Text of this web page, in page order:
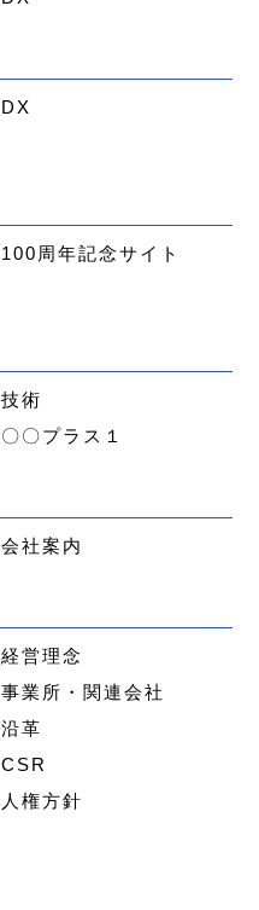
DX
100周年記念サイト
技術
〇〇プラス１
会社案内
経営理念
事業所・関連会社
沿革
CSR
人権方針